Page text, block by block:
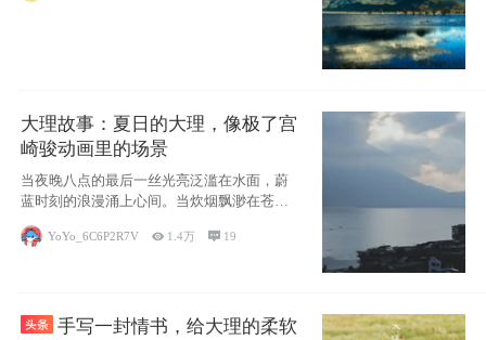
大理故事：夏日的大理，像极了宫
崎骏动画里的场景
当夜晚八点的最后一丝光亮泛滥在水面，蔚
蓝时刻的浪漫涌上心间。当炊烟飘渺在苍山
YoYo_6C6P2R7V  1.4万  19
手写一封情书，给大理的柔软